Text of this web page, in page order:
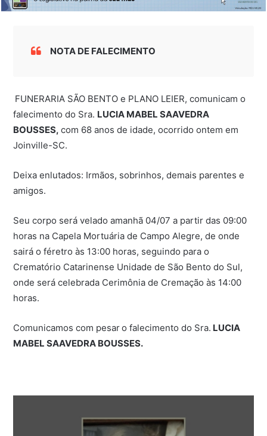
NOTA DE FALECIMENTO
FUNERARIA SÃO BENTO e PLANO LEIER, comunicam o
falecimento do Sra. LUCIA MABEL SAAVEDRA
BOUSSES,com 68 anos de idade, ocorrido ontem em
Joinville-SC.
Deixa enlutados: Irmãos, sobrinhos, demais parentes e
amigos.
Seu corpo será velado amanhã 04/07 a partir das 09:00
horas na Capela Mortuária de Campo Alegre, de onde
sairá o féretro às 13:00 horas, seguindo para o
Crematório Catarinense Unidade de São Bento do Sul,
onde será celebrada Cerimônia de Cremação às 14:00
horas.
Comunicamos com pesaro falecimento do Sra. LUCIA
MABEL SAAVEDRA BOUSSES.